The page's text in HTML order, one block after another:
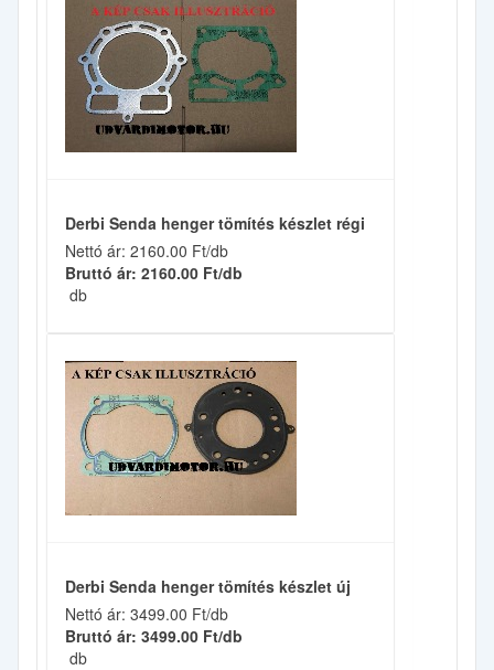
Derbi Senda henger tömítés készlet régi
Nettó ár: 2160.00 Ft/db
Bruttó ár: 2160.00 Ft/db
db
Derbi Senda henger tömítés készlet új
Nettó ár: 3499.00 Ft/db
Bruttó ár: 3499.00 Ft/db
db